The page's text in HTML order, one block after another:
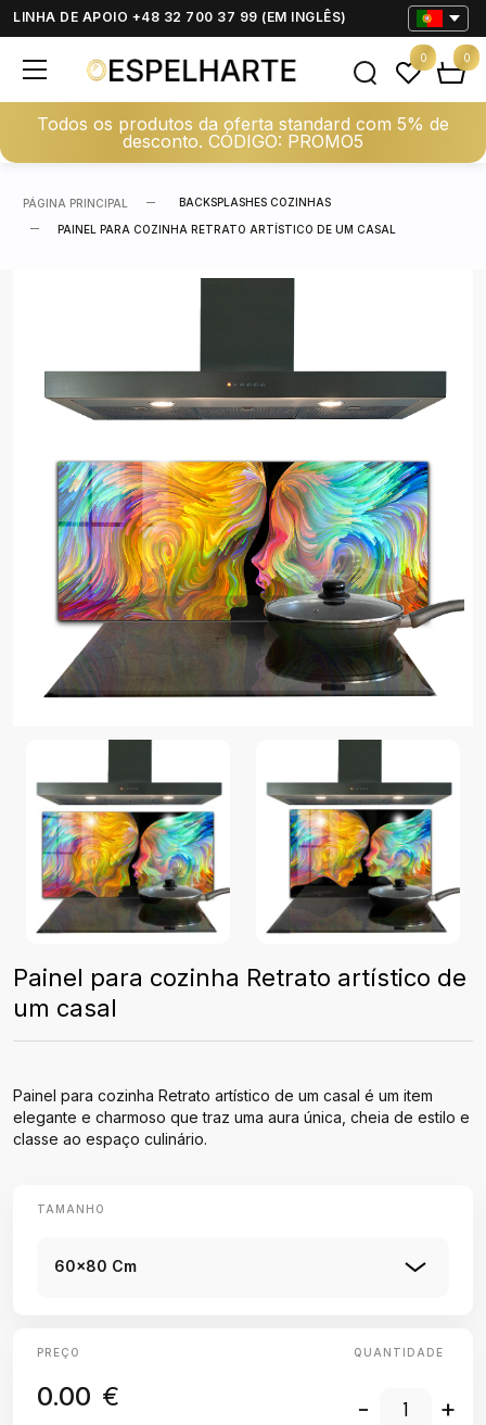
LINHA DE APOIO +48 32 700 37 99 (EM INGLÊS)
Todos os produtos da oferta standard com 5% de
desconto. CÓDIGO: PROMO5
0 0
PÁGINA PRINCIPAL BACKSPLASHES COZINHAS
PAINEL PARA COZINHA RETRATO ARTÍSTICO DE UM CASAL
Painel para cozinha Retrato artístico de
um casal
Painel para cozinha Retrato artístico de um casal é um item
elegante e charmoso que traz uma aura única, cheia de estilo e
classe ao espaço culinário.
TAMANHO
60x80 Cm
PREÇO
0.00 €
QUANTIDADE
- +